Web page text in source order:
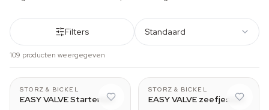
Filters Standaard
109 producten weergegeven
CLASSIC & DIGIT
STORZ & BICKEL
EASY VALVE Starterset
STORZ & BICKEL
EASY VALVE zeefjesset